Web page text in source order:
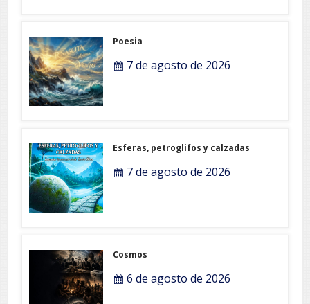
Poesia
7 de agosto de 2026
Esferas, petroglifos y calzadas
7 de agosto de 2026
Cosmos
6 de agosto de 2026